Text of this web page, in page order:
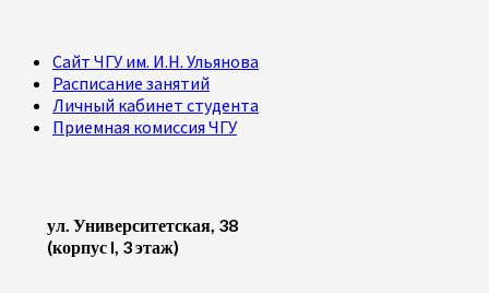
Сайт ЧГУ им. И.Н. Ульянова
Расписание занятий
Личный кабинет студента
Приемная комиссия ЧГУ
ул. Университетская, 38
(корпус I, 3 этаж)